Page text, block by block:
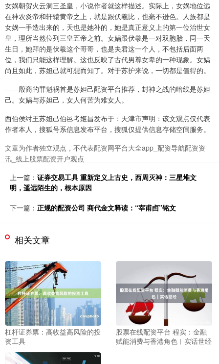
女娲朝贺火云洞三圣皇，小说作者就这样描述。实际上，女娲地位远
在神农炎帝和轩辕黄帝之上，就是跟伏羲比，也毫不逊色。人族都是
女娲一手造出来的，天也是她补的，她是真正意义上的第一位治世女
皇，理所当然位列三皇五帝之前。女娲跟伏羲是一对双胞胎，同一天
生日，她拜的是伏羲这个哥哥，也是夫君这一个人，不包括后面两
位，我们只能这样理解。这也反映了古代男尊女卑的一种现象。女娲
尚且如此，苏妲己就可想而知了。对于苏护来说，一切都是值得的。
——殷商的罪魁祸首是苏妲己配资平台推荐，封神之战的暗线是苏妲
己。女娲与苏妲己，女人何苦为难女人。
西伯侯纣王苏妲己伯邑考姬昌发布于：天津市声明：该文观点仅代表
作者本人，搜狐号系信息发布平台，搜狐仅提供信息存储空间服务。
文章为作者独立观点，不代表配资网平台大全app_配资导航配资资
讯_线上股票配资开户观点
上一篇： 证券交易工具 重新定义上古史，西周灭神：三星堆文
明，遥远陌生的，根本原因
下一篇： 正规的配资公司 商代金文释读：“宰甫卣”铭文
相关文章
杠杆证券票：高收益高风险的投
资工具
股票在线配资平台 程实：金融
赋能消费与香港角色︱实话世经